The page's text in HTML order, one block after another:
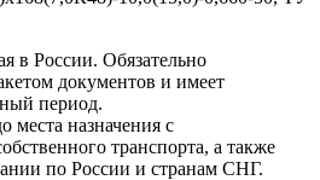
в России. Обязательно
документов и имеет
период.
места назначения с
транспорта, а также
по России и странам СНГ.